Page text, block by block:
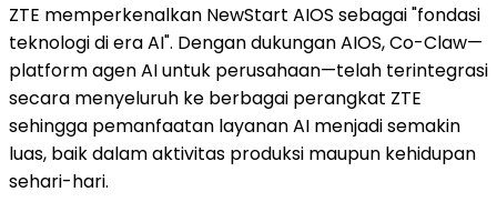
ZTE memperkenalkan NewStart AIOS sebagai "fondasi
teknologi di era AI". Dengan dukungan AIOS, Co-Claw—
platform agen AI untuk perusahaan—telah terintegrasi
secara menyeluruh ke berbagai perangkat ZTE
sehingga pemanfaatan layanan AI menjadi semakin
luas, baik dalam aktivitas produksi maupun kehidupan
sehari-hari.